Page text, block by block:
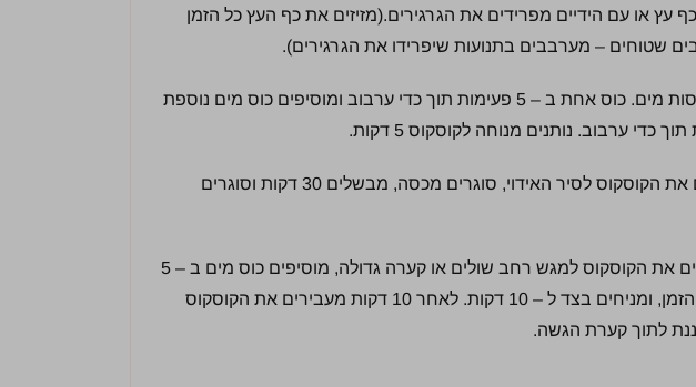
עץ או עם הידיים מפרידים את הגרגירים.(מזיזים את כף העץ כל הזמן
שטוחים – מערבבים בתנועות שיפרידו את הגרגירים).
מוסיפים בהדרגה 2 כוסות מים. כוס אחת ב – 5 פעימות תוך כדי ערבוב ומוסיפים כוס מים נוספת
לאחר 5 דקות מחזירים את הקוסקוס לסיר האידוי, סוגרים מכסה, מבשלים 30 דקות וסוגרים
לאחר 30 דקות מעבירים את הקוסקוס למגש רחב שולים או קערה גדולה, מוסיפים כוס מים ב – 5
פעימות, מערבבים כל הזמן, ומניחים בצד ל – 10 דקות. לאחר 10 דקות מעבירים את הקוסקוס
לתוך קערת הגשה.
כדי לדרג: